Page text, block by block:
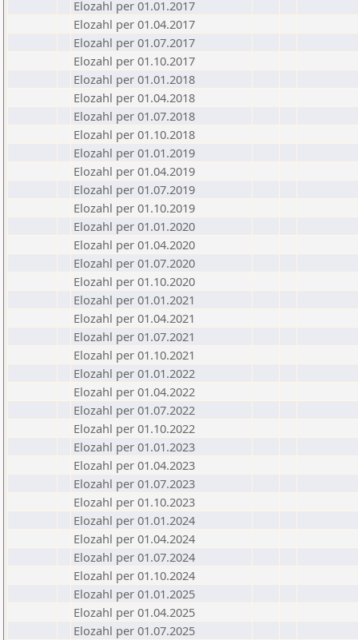
Elozahl per 01.01.2017
Elozahl per 01.04.2017
Elozahl per 01.07.2017
Elozahl per 01.10.2017
Elozahl per 01.01.2018
Elozahl per 01.04.2018
Elozahl per 01.07.2018
Elozahl per 01.10.2018
Elozahl per 01.01.2019
Elozahl per 01.04.2019
Elozahl per 01.07.2019
Elozahl per 01.10.2019
Elozahl per 01.01.2020
Elozahl per 01.04.2020
Elozahl per 01.07.2020
Elozahl per 01.10.2020
Elozahl per 01.01.2021
Elozahl per 01.04.2021
Elozahl per 01.07.2021
Elozahl per 01.10.2021
Elozahl per 01.01.2022
Elozahl per 01.04.2022
Elozahl per 01.07.2022
Elozahl per 01.10.2022
Elozahl per 01.01.2023
Elozahl per 01.04.2023
Elozahl per 01.07.2023
Elozahl per 01.10.2023
Elozahl per 01.01.2024
Elozahl per 01.04.2024
Elozahl per 01.07.2024
Elozahl per 01.10.2024
Elozahl per 01.01.2025
Elozahl per 01.04.2025
Elozahl per 01.07.2025